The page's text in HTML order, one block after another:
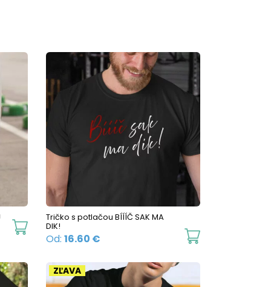
This
product
has
multiple
Tričko s potlačou BÍÍÍČ SAK MA
DIK!
Od: 16.60 €
This
ZĽAVA